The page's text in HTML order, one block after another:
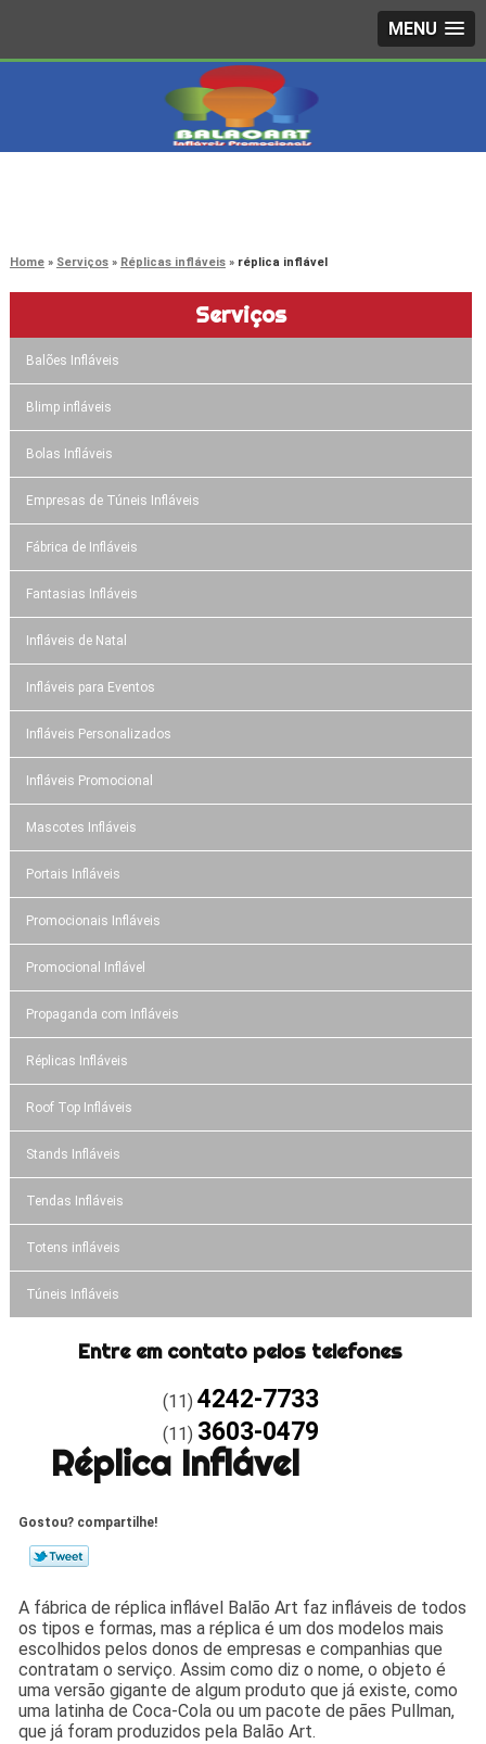
MENU
Home Serviços Réplicas infláveis réplica inflável
Serviços
Balões Infláveis
Blimp infláveis
Bolas Infláveis
Empresas de Túneis Infláveis
Fábrica de Infláveis
Fantasias Infláveis
Infláveis de Natal
Infláveis para Eventos
Infláveis Personalizados
Infláveis Promocional
Mascotes Infláveis
Portais Infláveis
Promocionais Infláveis
Promocional Inflável
Propaganda com Infláveis
Réplicas Infláveis
Roof Top Infláveis
Stands Infláveis
Tendas Infláveis
Totens infláveis
Túneis Infláveis
Entre em contato pelos telefones
(11) 4242-7733
(11) 3603-0479
Réplica Inflável
Gostou? compartilhe!
A fábrica de réplica inflável Balão Art faz infláveis de todos
os tipos e formas, mas a réplica é um dos modelos mais
escolhidos pelos donos de empresas e companhias que
contratam o serviço. Assim como diz o nome, o objeto é
uma versão gigante de algum produto que já existe, como
uma latinha de Coca-Cola ou um pacote de pães Pullman,
que já foram produzidos pela Balão Art.